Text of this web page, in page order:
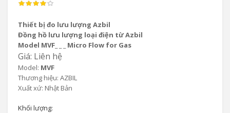
Thiết bị đo lưu lượng Azbil
Đồng hồ lưu lượng loại điện từ Azbil
Model MVF_ _ _ Micro Flow for Gas
Giá: Liên hệ
Model: MVF
Thương hiệu: AZBIL
Xuất xứ: Nhật Bản
Khối lượng: